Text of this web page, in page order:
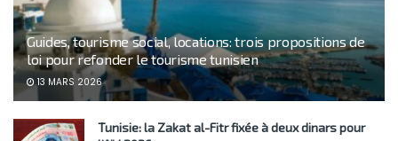
Guides, tourisme social, locations: trois propositions de
loi pour refonder le tourisme tunisien
13 MARS 2026
Tunisie: la Zakat al-Fitr fixée à deux dinars pour